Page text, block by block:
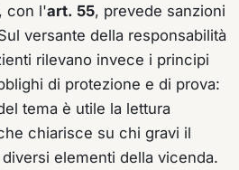
con l'art. 55, prevede sanzioni
versante della responsabilità
rilevano invece i principi
di protezione e di prova:
tema è utile la lettura
chiarisce su chi gravi il
elementi della vicenda.